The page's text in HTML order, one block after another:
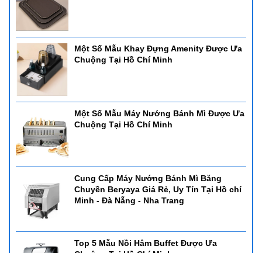
Một Số Mẫu Khay Đựng Amenity Được Ưa
Chuộng Tại Hồ Chí Minh
Một Số Mẫu Máy Nướng Bánh Mì Được Ưa
Chuộng Tại Hồ Chí Minh
Cung Cấp Máy Nướng Bánh Mì Băng
Chuyền Beryaya Giá Rẻ, Uy Tín Tại Hồ chí
Minh - Đà Nẵng - Nha Trang
Top 5 Mẫu Nồi Hâm Buffet Được Ưa